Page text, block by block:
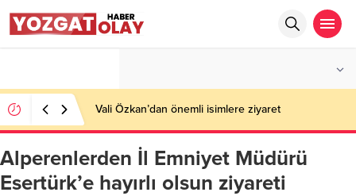
Vali Özkan’dan önemli isimlere ziyaret
Alperenlerden İl Emniyet Müdürü
Esertürk’e hayırlı olsun ziyareti